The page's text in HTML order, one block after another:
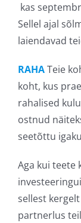
kas
Sellel ajal
laiendavad
RAHATeie
koht, kus
rahalised
ostnud
seetõttu
Aga kui teete
sellest
partnerlus